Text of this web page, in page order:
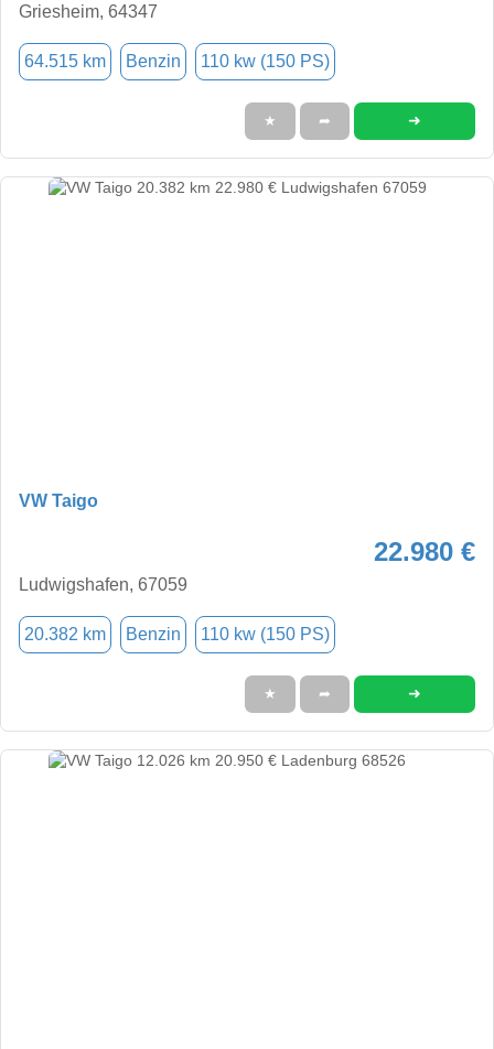
Griesheim, 64347
64.515 km Benzin 110 kw (150 PS)
★ ➦ ➜
VW Taigo
22.980 €
Ludwigshafen, 67059
20.382 km Benzin 110 kw (150 PS)
★ ➦ ➜